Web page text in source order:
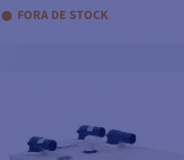
FORA DE STOCK